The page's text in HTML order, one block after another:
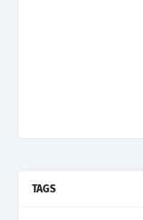
TAGS